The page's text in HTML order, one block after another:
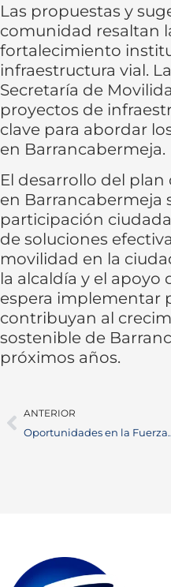
Las propuestas y
comunidad resaltan
fortalecimiento
infraestructura vial.
Secretaría de
proyectos de
clave para abordar
en Barrancabermeja.
El desarrollo del
en Barrancabermeja
participación
de soluciones
movilidad en la
la alcaldía y el apoyo
espera implementar
contribuyan al
sostenible de
próximos años.
ANTERIOR
Oportunidades en la